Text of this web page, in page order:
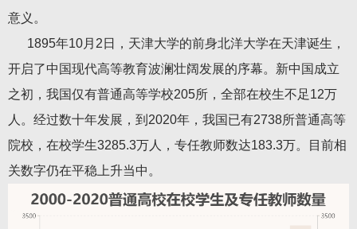
意义。
1895年10月2日，天津大学的前身北洋大学在天津诞生，
开启了中国现代高等教育波澜壮阔发展的序幕。新中国成立
之初，我国仅有普通高等学校205所，全部在校生不足12万
人。经过数十年发展，到2020年，我国已有2738所普通高等
院校，在校学生3285.3万人，专任教师数达183.3万。目前相
关数字仍在平稳上升当中。